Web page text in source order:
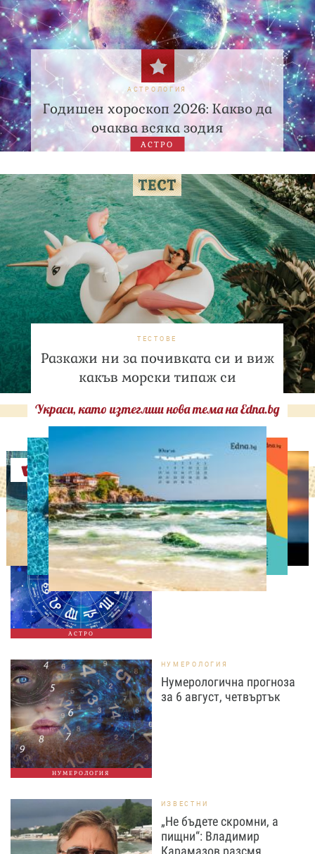
АСТРОЛОГИЯ
Годишен хороскоп 2026: Какво да
очаква всяка зодия
АСТРО
ТЕСТОВЕ
Разкажи ни за почивката си и виж
какъв морски типаж си
Украси, като изтеглиш нова тема на Edna.bg
Оферти
АСТРО
АСТРОЛОГИЯ
Дневен хороскоп за 6
август, четвъртък
НУМЕРОЛОГИЯ
НУМЕРОЛОГИЯ
Нумерологична прогноза
за 6 август, четвъртък
ИЗВЕСТНИ
„Не бъдете скромни, а
пищни“: Владимир
Карамазов разсмя